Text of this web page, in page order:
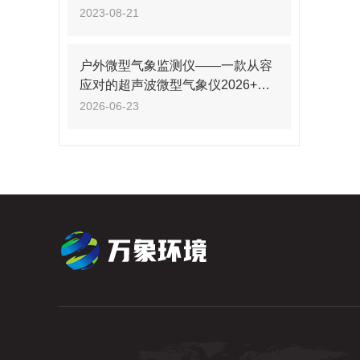
2023-08-21
户外微型气象监测仪——一款从容
应对的超声波微型气象仪2026+派
+送
2026-06-23